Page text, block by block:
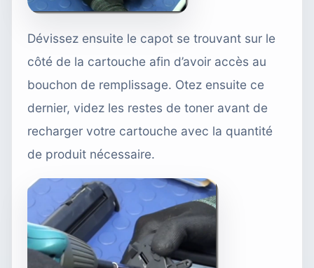
Dévissez ensuite le capot se trouvant sur le
côté de la cartouche afin d’avoir accès au
bouchon de remplissage. Otez ensuite ce
dernier, videz les restes de toner avant de
recharger votre cartouche avec la quantité
de produit nécessaire.